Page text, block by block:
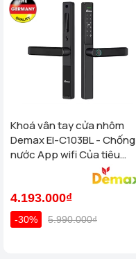
Khoá vân tay cửa nhôm
Demax El-C103BL - Chống
nước App wifi Của tiêu
4.193.000₫
-30% 5.990.000₫